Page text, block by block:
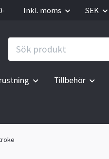
Inkl. moms SEK
Tillbehör